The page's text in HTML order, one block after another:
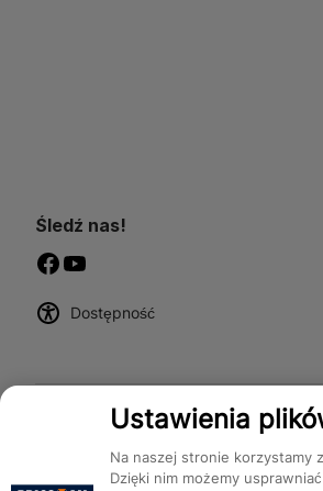
Śledź nas!
Dostępność
Ustawienia
Na naszej stronie korzystamy
Dzięki nim możemy